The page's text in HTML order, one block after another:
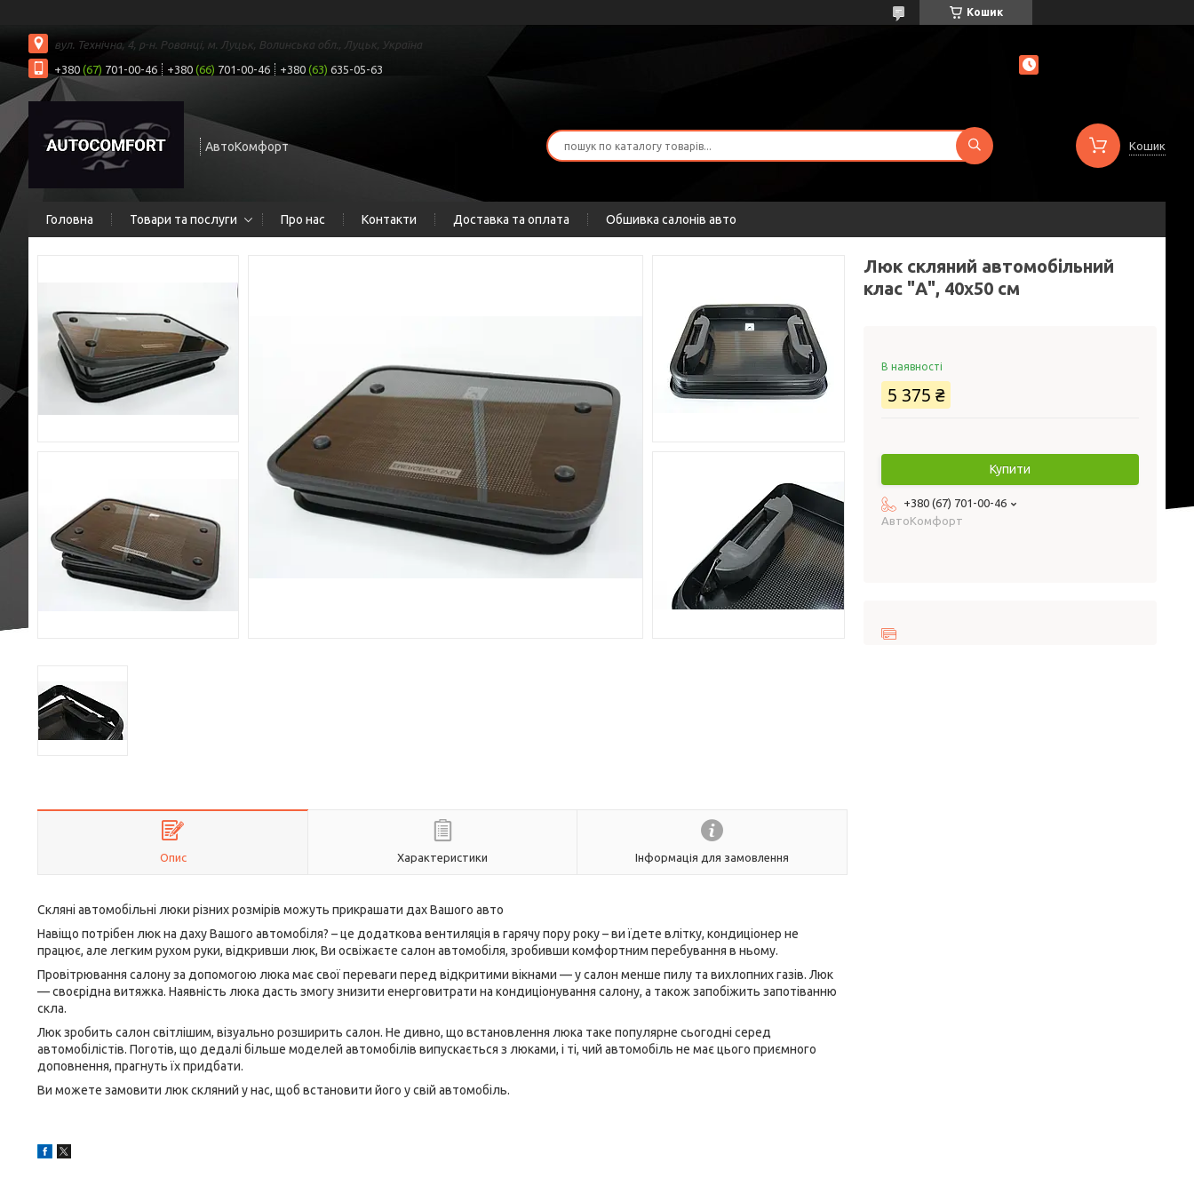
Кошик
вул. Технічна, 4, р-н. Рованці, м. Луцьк, Волинська обл., Луцьк, Україна
+380 (67) 701-00-46 +380 (66) 701-00-46 +380 (63) 635-05-63
АвтоКомфорт Кошик
Головна Товари та послуги Про нас Контакти Доставка та оплата Обшивка салонів авто
Опис Характеристики Інформація для замовлення
Скляні автомобільні люки різних розмірів можуть прикрашати дах Вашого авто
Навіщо потрібен люк на даху Вашого автомобіля? – це додаткова вентиляція в гарячу пору року – ви їдете влітку, кондиціонер не
працює, але легким рухом руки, відкривши люк, Ви освіжаєте салон автомобіля, зробивши комфортним перебування в ньому.
Провітрювання салону за допомогою люка має свої переваги перед відкритими вікнами — у салон менше пилу та вихлопних газів. Люк
— своєрідна витяжка. Наявність люка дасть змогу знизити енерговитрати на кондиціонування салону, а також запобіжить запотіванню
скла.
Люк зробить салон світлішим, візуально розширить салон. Не дивно, що встановлення люка таке популярне сьогодні серед
автомобілістів. Поготів, що дедалі більше моделей автомобілів випускається з люками, і ті, чий автомобіль не має цього приємного
доповнення, прагнуть їх придбати.
Ви можете замовити люк скляний у нас, щоб встановити його у свій автомобіль.
Люк скляний автомобільний
клас "А", 40х50 см
В наявності
5 375 ₴
Купити
+380 (67) 701-00-46
AвтоКомфорт